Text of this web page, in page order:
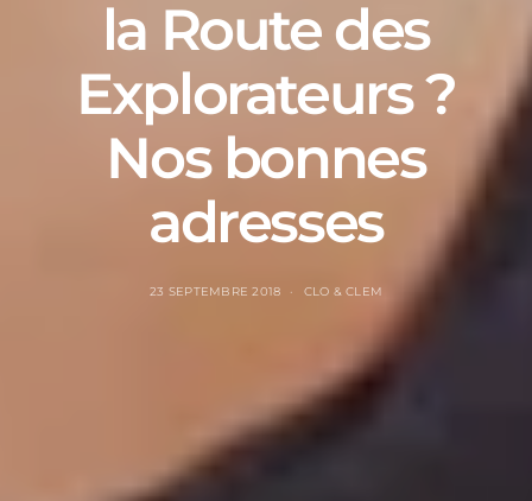
la Route des
Explorateurs ?
Nos bonnes
adresses
23 SEPTEMBRE 2018 CLO & CLEM